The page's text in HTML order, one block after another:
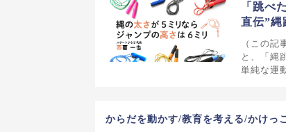
「跳べ
直伝”縄
（この
と、「縄
単純な運
からだを動かす/教育を考える/かけっ